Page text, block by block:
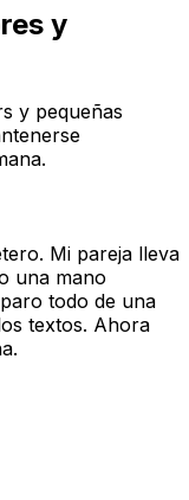
y
y pequeñas
Mi pareja lleva
una mano
todo de una
textos. Ahora